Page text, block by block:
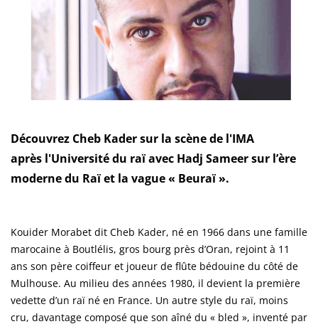
Découvrez Cheb Kader sur la scène de l'IMA
après l'Université du raï avec Hadj Sameer sur l’ère
moderne du Raï et la vague « Beuraï ».
Kouider Morabet dit Cheb Kader, né en 1966 dans une famille
marocaine à Boutlélis, gros bourg près d’Oran, rejoint à 11
ans son père coiffeur et joueur de flûte bédouine du côté de
Mulhouse. Au milieu des années 1980, il devient la première
vedette d’un raï né en France. Un autre style du raï, moins
cru, davantage composé que son aîné du « bled », inventé par